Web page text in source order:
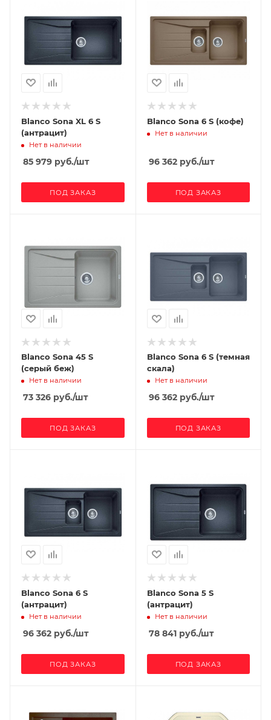
Blanco Sona XL 6 S
(антрацит)
Нет в наличии
85 979 руб./шт
ПОД ЗАКАЗ
Blanco Sona 6 S (кофе)
Нет в наличии
96 362руб./шт
ПОД ЗАКАЗ
Blanco Sona 45 S
(серый беж)
Нет в наличии
73 326 руб./шт
ПОД ЗАКАЗ
Blanco Sona 6 S (темная
скала)
Нет в наличии
96 362руб./шт
ПОД ЗАКАЗ
Blanco Sona 6 S
(антрацит)
Нет в наличии
96 362 руб./шт
ПОД ЗАКАЗ
Blanco Sona 5 S
(антрацит)
Нет в наличии
78 841руб./шт
ПОД ЗАКАЗ